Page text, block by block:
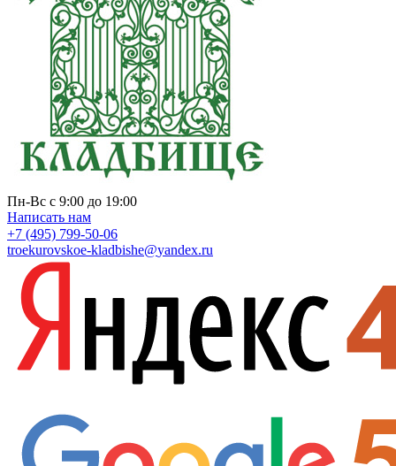
Пн-Вс с 9:00 до 19:00
Написать нам
+7 (495) 799-50-06
troekurovskoe-kladbishe@yandex.ru